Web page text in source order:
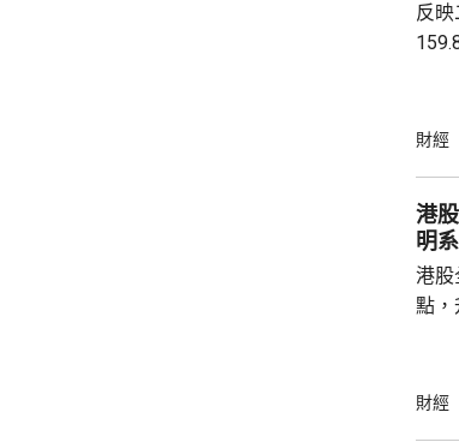
反
159.82
強硬
點
多項
趨觀
財經
港
明
港股
點，
股急
財經